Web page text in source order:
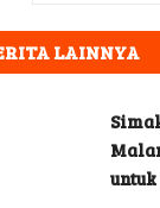
LAINNYA